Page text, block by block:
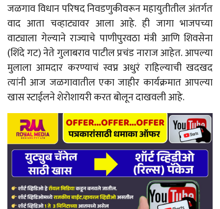
जळगाव विधान परिषद निवडणुकीवरून महायुतीतील अंतर्गत
वाद आता चव्हाट्यावर आला आहे. ही जागा भाजपच्या
वाट्याला गेल्याने राज्याचे पाणीपुरवठा मंत्री आणि शिवसेना
(शिंदे गट) नेते गुलाबराव पाटील प्रचंड नाराज आहेत. आपल्या
मुलाला आमदार करण्याचं स्वप्न अधुरं राहिल्याची खदखद
त्यांनी आज जळगावातील एका जाहीर कार्यक्रमात आपल्या
खास स्टाईलने शेरोशायरी करत बोलून दाखवली आहे.